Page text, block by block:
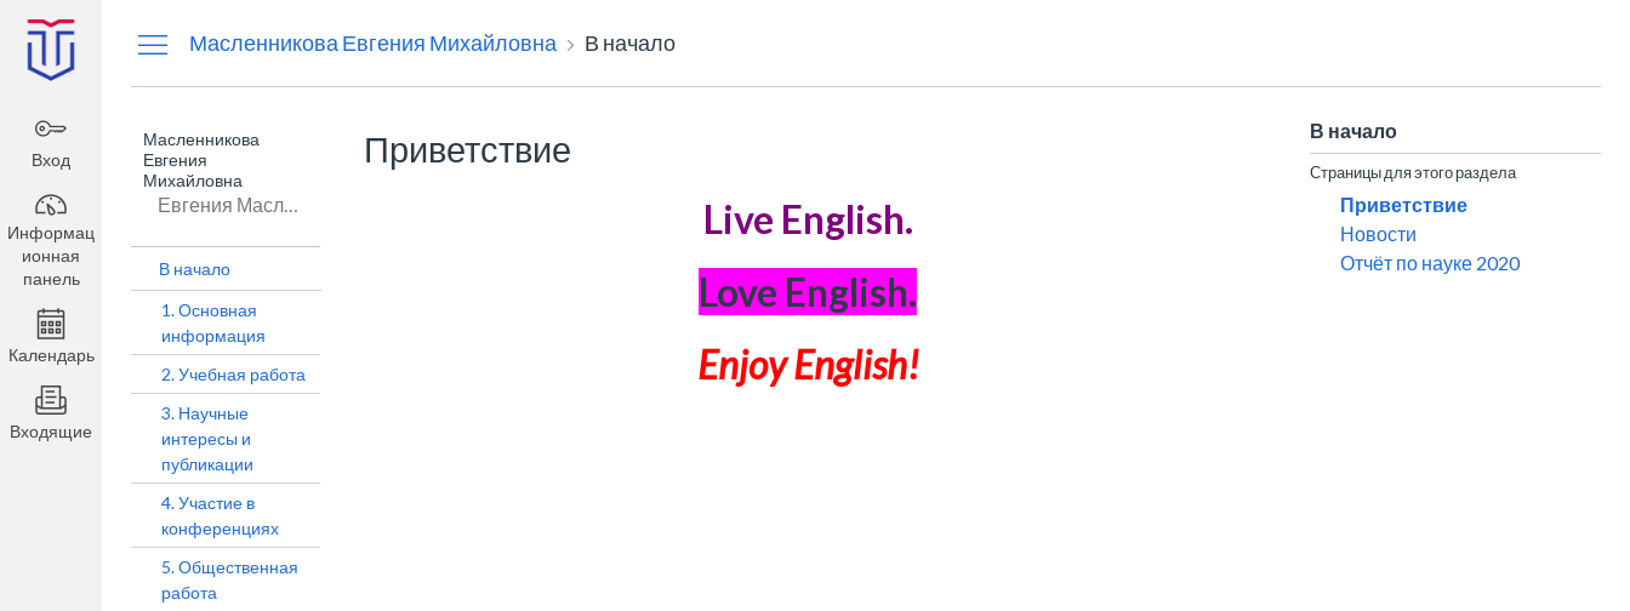
панель
Вход
Информац
ионная
панель
Календарь
Входящие
Масленникова Евгения Михайловна В начало
Масленникова
Евгения
Михайловна
Евгения Масленникова
В начало
1. Основная
информация
2. Учебная работа
3. Научные
интересы и
публикации
4. Участие в
конференциях
5. Общественная
работа
Приветствие
Live English.
Love English.
EnjoyEnglish!
В начало
Страницы для этого раздела
Приветствие
Новости
Отчёт по науке 2020